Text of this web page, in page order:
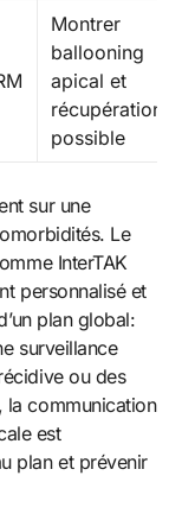
Montrer
ballooning
apical et
récupération
possible
sur une
Le
InterTAK
personnalisé et
plan global:
surveillance
ou des
la communication
est
plan et prévenir